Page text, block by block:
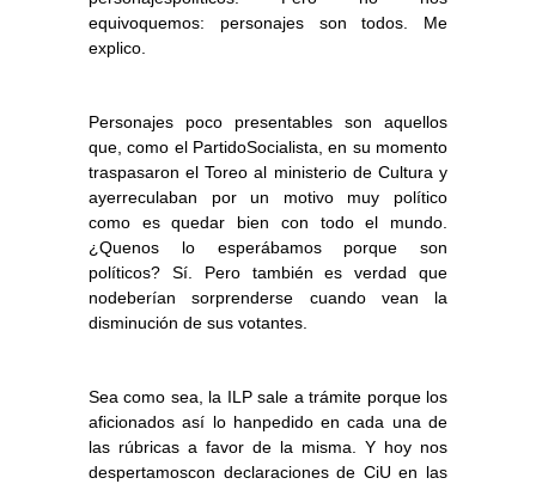
equivoquemos: personajes son todos. Me
explico.
Personajes poco presentables son aquellos
que, como el PartidoSocialista, en su momento
traspasaron el Toreo al ministerio de Cultura y
ayerreculaban por un motivo muy político
como es quedar bien con todo el mundo.
¿Quenos lo esperábamos porque son
políticos? Sí. Pero también es verdad que
nodeberían sorprenderse cuando vean la
disminución de sus votantes.
Sea como sea, la ILP sale a trámite porque los
aficionados así lo hanpedido en cada una de
las rúbricas a favor de la misma. Y hoy nos
despertamoscon declaraciones de CiU en las